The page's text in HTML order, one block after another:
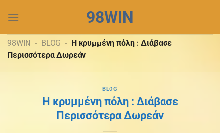
đến
dung
98WIN
98WIN - BLOG - Η κρυμμένη πόλη : Διάβασε
Περισσότερα Δωρεάν
BLOG
Η κρυμμένη πόλη : Διάβασε
Περισσότερα Δωρεάν